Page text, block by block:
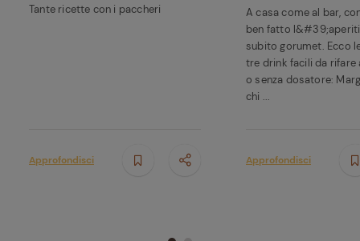
Tante ricette con i paccheri
Approfondisci
A casa come al bar,
ben fatto
subito gorumet. Ecco
tre drink facili da rifare
o senza dosatore:
chi ...
Approfondisci